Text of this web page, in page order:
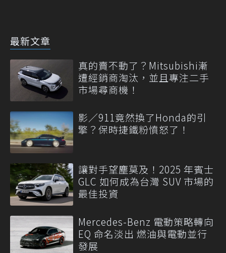
最新文章
真的賣不動了？Mitsubishi漸
遭經銷商淘汰，並且專注二手
市場尋商機！
影／911竟然換了Honda的引
擎？保時捷鐵粉憤怒了！
讓對手望塵莫及！2025 年賓士
GLC 如何成為台灣 SUV 市場的
最佳投資
Mercedes-Benz 電動策略轉向
EQ 命名淡出 燃油與電動並行
發展